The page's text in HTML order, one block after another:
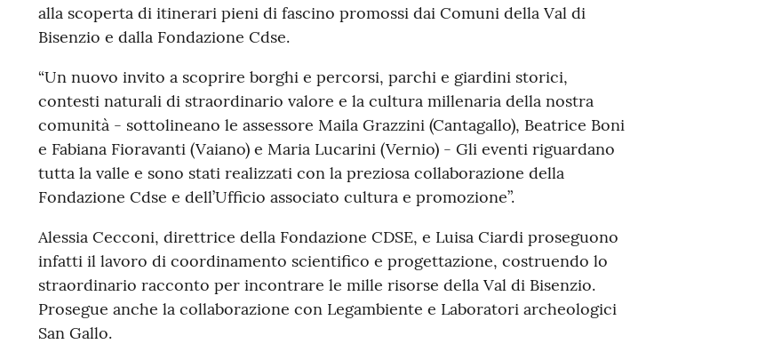
alla scoperta di itinerari pieni di fascino promossi dai Comuni della Val di
Bisenzio e dalla Fondazione Cdse.
“Un nuovo invito a scoprire borghi e percorsi, parchi e giardini storici,
contesti naturali di straordinario valore e la cultura millenaria della nostra
comunità - sottolineano le assessore Maila Grazzini (Cantagallo), Beatrice Boni
e Fabiana Fioravanti (Vaiano) e Maria Lucarini (Vernio) - Gli eventi riguardano
tutta la valle e sono stati realizzati con la preziosa collaborazione della
Fondazione Cdse e dell’Ufficio associato cultura e promozione”.
Alessia Cecconi, direttrice della Fondazione CDSE, e Luisa Ciardi proseguono
infatti il lavoro di coordinamento scientifico e progettazione, costruendo lo
straordinario racconto per incontrare le mille risorse della Val di Bisenzio.
Prosegue anche la collaborazione con Legambiente e Laboratori archeologici
San Gallo.